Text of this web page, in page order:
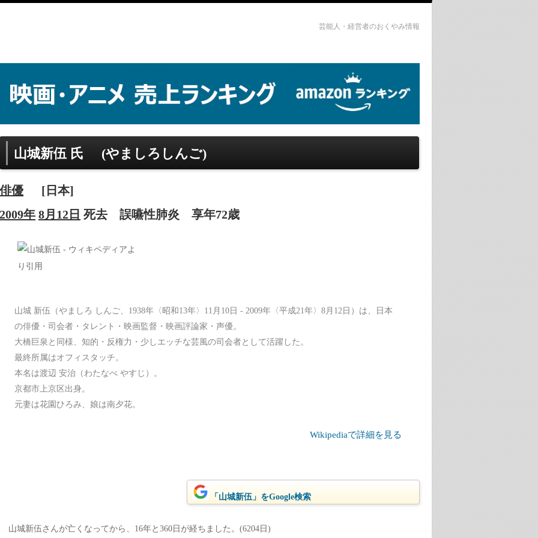
芸能人・経営者のおくやみ情報
山城新伍 氏 (やましろしんご)
俳優
[日本]
2009年 8月12日 死去 誤嚥性肺炎 享年72歳
山城 新伍（やましろ しんご、1938年〈昭和13年〉11月10日 - 2009年〈平成21年〉8月12日）は、日本
の俳優・司会者・タレント・映画監督・映画評論家・声優。
大橋巨泉と同様、知的・反権力・少しエッチな芸風の司会者として活躍した。
最終所属はオフィスタッチ。
本名は渡辺 安治（わたなべ やすじ）。
京都市上京区出身。
元妻は花園ひろみ、娘は南夕花。
Wikipediaで詳細を見る
「山城新伍」をGoogle検索
山城新伍さんが亡くなってから、16年と360日が経ちました。(6204日)